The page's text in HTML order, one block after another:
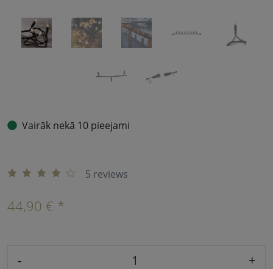
Vairāk nekā 10 pieejami
5 reviews
44,90 € *
- +